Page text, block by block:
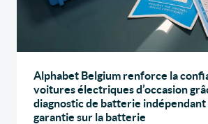
Alphabet Belgium renforce la
voitures électriques d’occasion
diagnostic de batterie indépendant
garantie sur la batterie